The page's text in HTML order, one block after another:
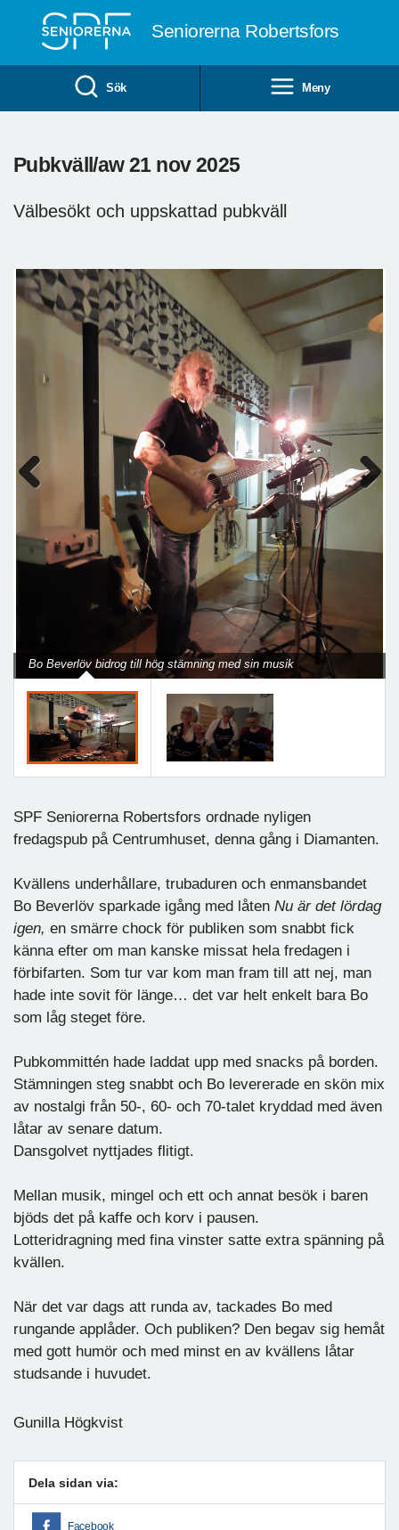
Seniorerna Robertsfors
Sök Meny
Pubkväll/aw 21 nov 2025
Välbesökt och uppskattad pubkväll
Bo Beverlöv bidrog till hög stämning med sin musik
SPF Seniorerna Robertsfors ordnade nyligen
fredagspub på Centrumhuset, denna gång i Diamanten.
Kvällens underhållare, trubaduren och enmansbandet
Bo Beverlöv sparkade igång med låten Nu är det lördag
igen, en smärre chock för publiken som snabbt fick
känna efter om man kanske missat hela fredagen i
förbifarten. Som tur var kom man fram till att nej, man
hade inte sovit för länge… det var helt enkelt bara Bo
som låg steget före.
Pubkommittén hade laddat upp med snacks på borden.
Stämningen steg snabbt och Bo levererade en skön mix
av nostalgi från 50-, 60- och 70-talet kryddad med även
låtar av senare datum.
Dansgolvet nyttjades flitigt.
Mellan musik, mingel och ett och annat besök i baren
bjöds det på kaffe och korv i pausen.
Lotteridragning med fina vinster satte extra spänning på
kvällen.
När det var dags att runda av, tackades Bo med
rungande applåder. Och publiken? Den begav sig hemåt
med gott humör och med minst en av kvällens låtar
studsande i huvudet.
Gunilla Högkvist
Dela sidan via:
Facebook